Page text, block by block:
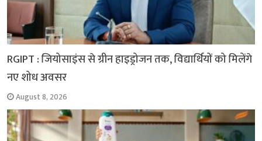
RGIPT : जियोसाइंस से ग्रीन हाइड्रोजन तक, विद्यार्थियों को मिलेंगे
नए शोध अवसर
August 8, 2026